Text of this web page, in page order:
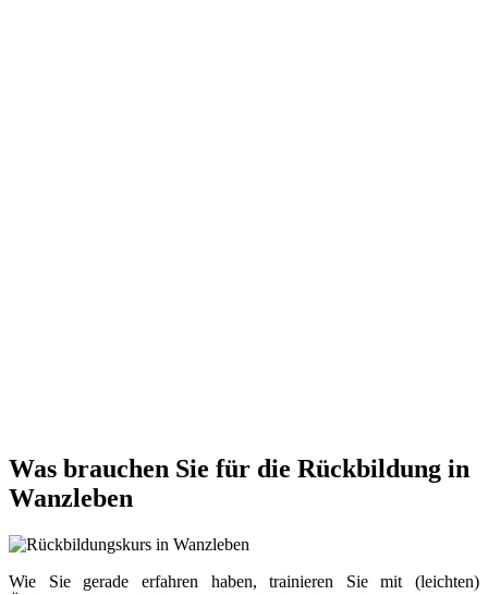
Was brauchen Sie für die Rückbildung in
Wanzleben
Wie Sie gerade erfahren haben, trainieren Sie mit (leichten)